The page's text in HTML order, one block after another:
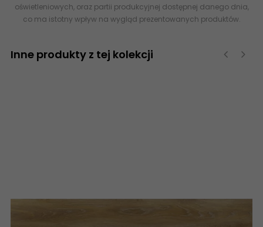
oświetleniowych, oraz partii produkcyjnej dostępnej danego dnia,
co ma istotny wpływ na wygląd prezentowanych produktów.
Inne produkty z tej kolekcji